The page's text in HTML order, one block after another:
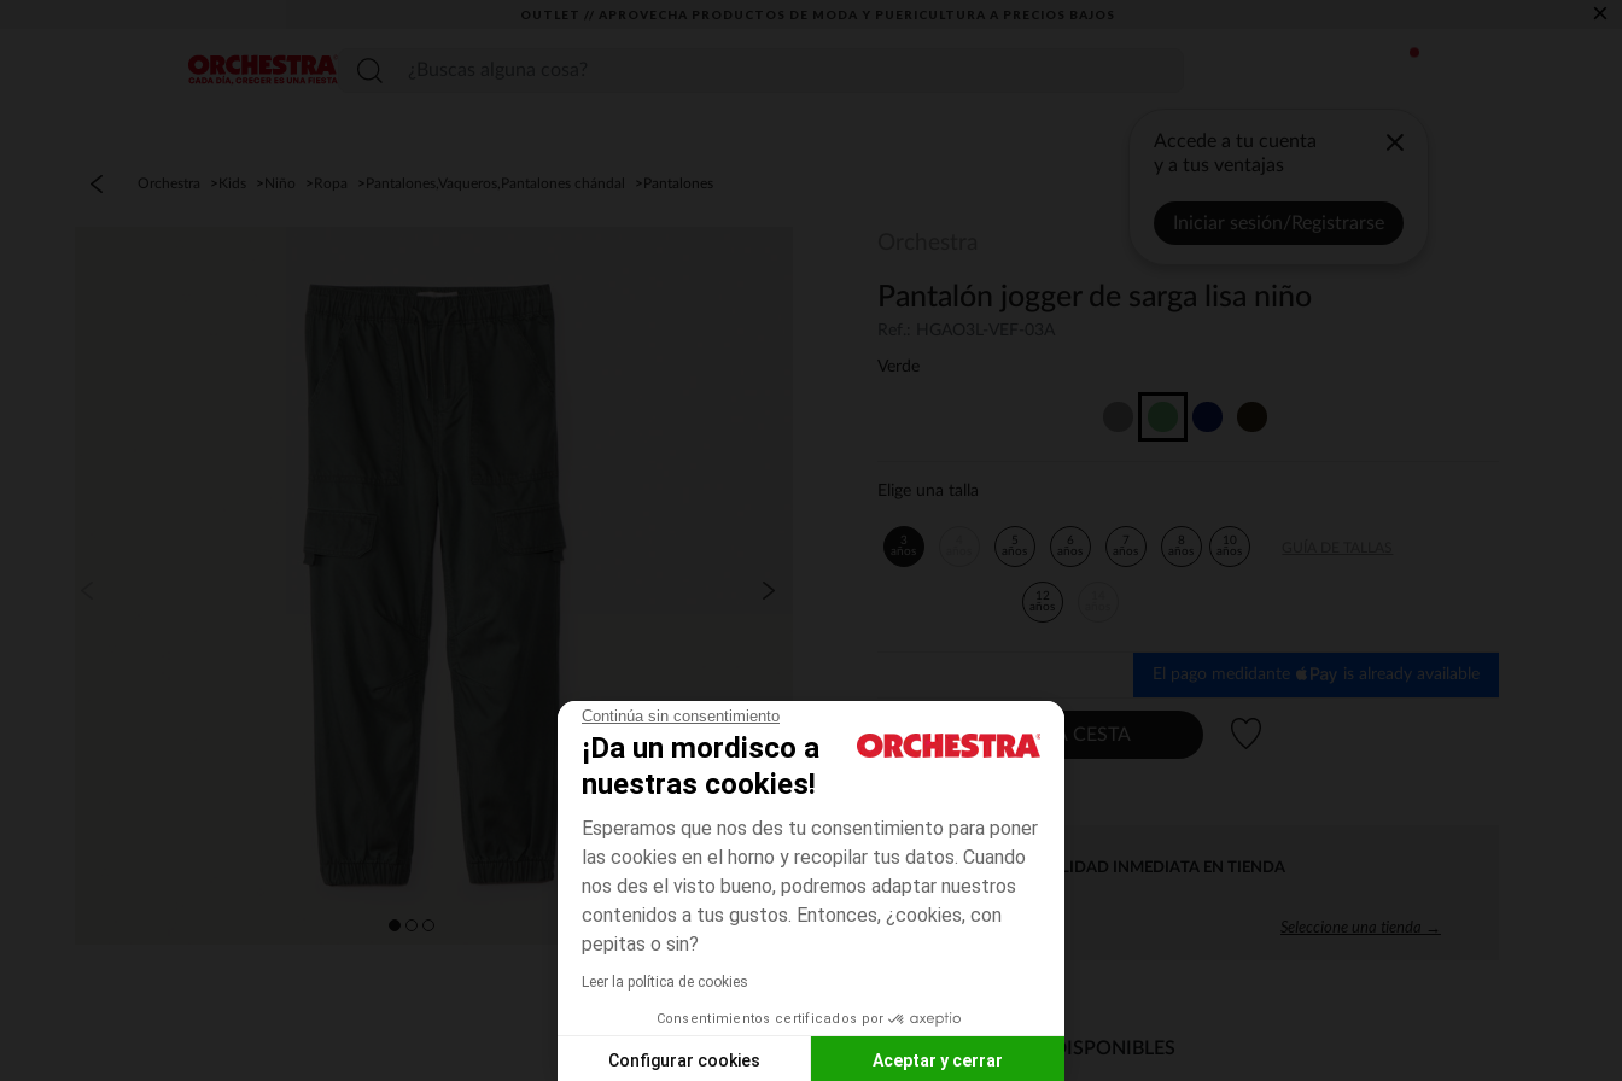
Continúa sin consentimiento
¡Da un mordisco a
nuestras cookies!
Esperamos que nos des tu consentimiento para poner
las cookies en el horno y recopilar tus datos. Cuando
nos des el visto bueno, podremos adaptar nuestros
contenidos a tus gustos. Entonces, ¿cookies, con
pepitas o sin?
Leer la política de cookies
Consentimientos certificados por
Configurar cookies Aceptar y cerrar
OUTLET // APROVECHA PRODUCTOS DE MODA Y PUERICULTURA A PRECIOS BAJOS ×
Menú
Accede a tu cuenta
y a tus ventajas
Iniciar sesión/Registrarse
Orchestra Kids Niño Ropa Pantalones,Vaqueros,Pantalones chándal Pantalones
Pantalón jogger de sarga lisa niño
Verde
Elige una talla
3
años
5
años
6
años
7
años
8
años
10
años
12
años
El pago medidante is already available
AÑADIR A LA CESTA
DISPONIBILIDAD INMEDIATA EN TIENDA
Seleccione una tienda →
MODOS DE ENVÍO DISPONIBLES